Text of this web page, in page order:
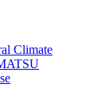
Climate